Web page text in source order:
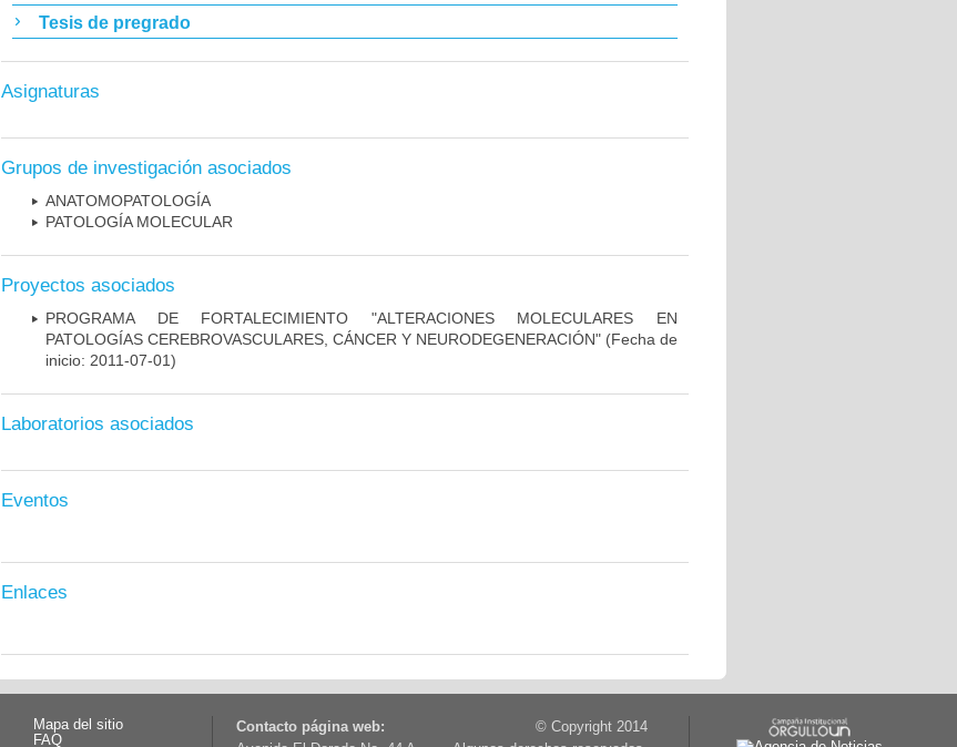
Tesis de pregrado
Asignaturas
Grupos de investigación asociados
ANATOMOPATOLOGÍA
PATOLOGÍA MOLECULAR
Proyectos asociados
PROGRAMA DE FORTALECIMIENTO "ALTERACIONES MOLECULARES EN
PATOLOGÍAS CEREBROVASCULARES, CÁNCER Y NEURODEGENERACIÓN" (Fecha de
inicio: 2011-07-01)
Laboratorios asociados
Eventos
Enlaces
Mapa del sitio
FAQ
Contacto página web:
© Copyright 2014